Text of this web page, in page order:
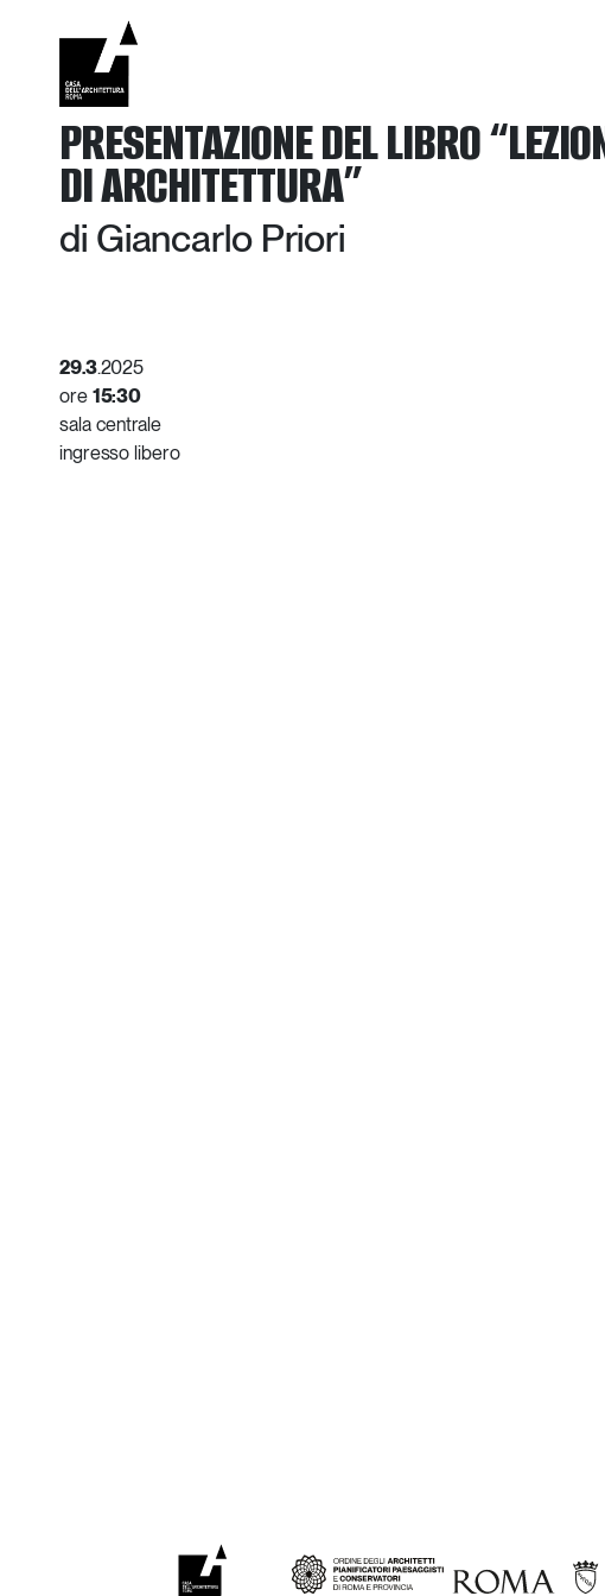
contenuto
PRESENTAZIONE DEL LIBRO
DI ARCHITETTURA”
di Giancarlo Priori
29.3.2025
ore 15:30
sala centrale
ingresso libero